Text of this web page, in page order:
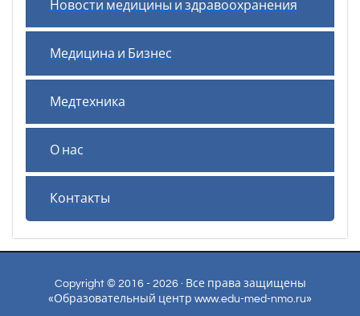
Новости медицины и здравоохранения
Медицина и Бизнес
Медтехника
О нас
Контакты
Copyright © 2016 - 2026 · Все права защищены
«Образовательный центр www.edu-med-nmo.ru»